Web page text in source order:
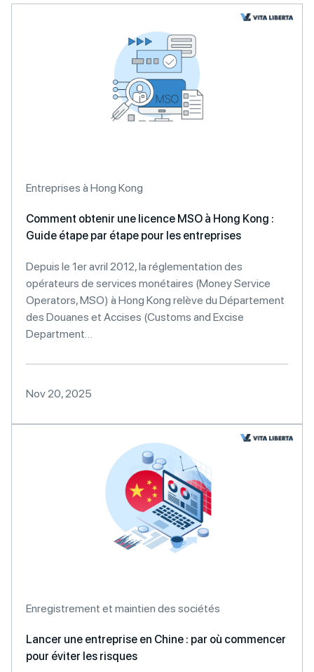
Entreprises à Hong Kong
Comment obtenir une licence MSO à Hong Kong :
Guide étape par étape pour les entreprises
Depuis le 1er avril 2012, la réglementation des
opérateurs de services monétaires (Money Service
Operators, MSO) à Hong Kong relève du Département
des Douanes et Accises (Customs and Excise
Department…
Nov 20, 2025
Enregistrement et maintien des sociétés
Lancer une entreprise en Chine : par où commencer
pour éviter les risques